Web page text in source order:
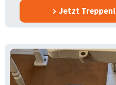
Jetzt